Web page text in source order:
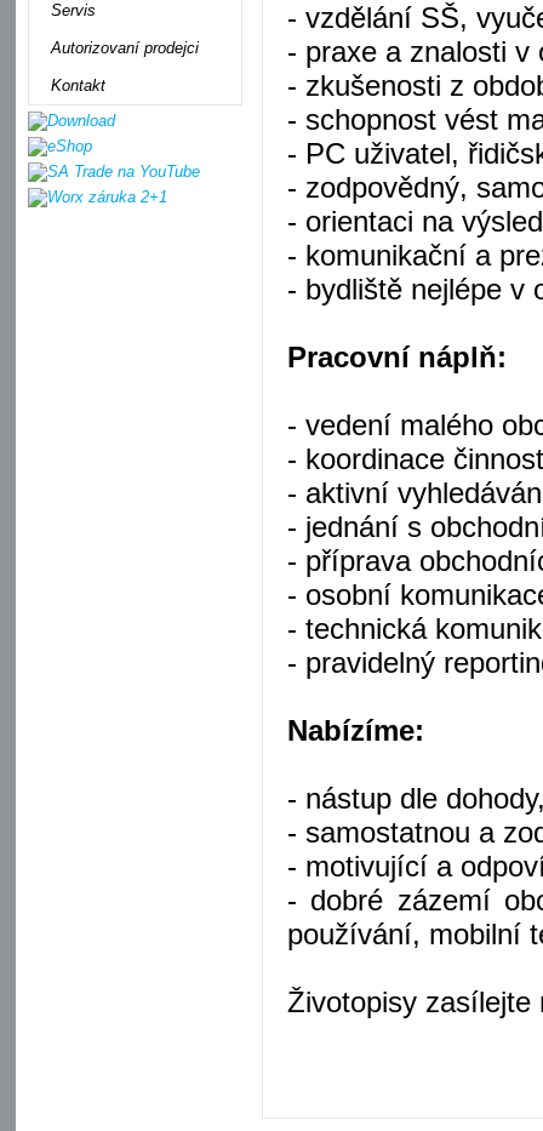
Servis
Autorizovaní prodejci
Kontakt
- vzdělání SŠ,
- praxe a znalosti v
- zkušenosti z
- schopnost vést
- PC uživatel,
- zodpovědný,
- orientaci na
- komunikační a
- bydliště nejlépe v
Pracovní náplň:
- vedení malého
- koordinace
- aktivní
- jednání s
- příprava
- osobní
- technická
- pravidelný
Nabízíme:
- nástup dle
- samostatnou a
- motivující a
- dobré zázemí
používání, mobilní
Životopisy zasílejte